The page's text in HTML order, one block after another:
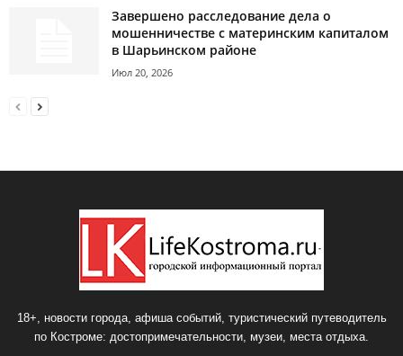
Завершено расследование дела о
мошенничестве с материнским капиталом
в Шарьинском районе
Июл 20, 2026
18+, новости города, афиша событий, туристический путеводитель
по Костроме: достопримечательности, музеи, места отдыха.